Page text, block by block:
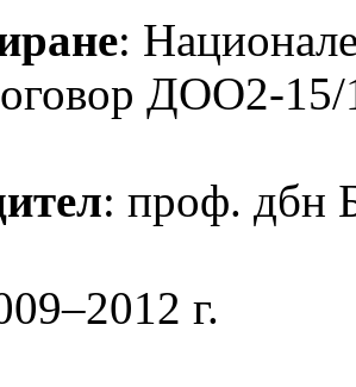
:
ДОО2-15/
: проф. дбн
г.